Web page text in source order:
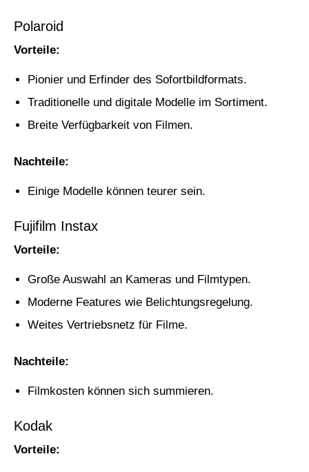
Polaroid
Vorteile:
Pionier und Erfinder des Sofortbildformats.
Traditionelle und digitale Modelle im Sortiment.
Breite Verfügbarkeit von Filmen.
Nachteile:
Einige Modelle können teurer sein.
Fujifilm Instax
Vorteile:
Große Auswahl an Kameras und Filmtypen.
Moderne Features wie Belichtungsregelung.
Weites Vertriebsnetz für Filme.
Nachteile:
Filmkosten können sich summieren.
Kodak
Vorteile: